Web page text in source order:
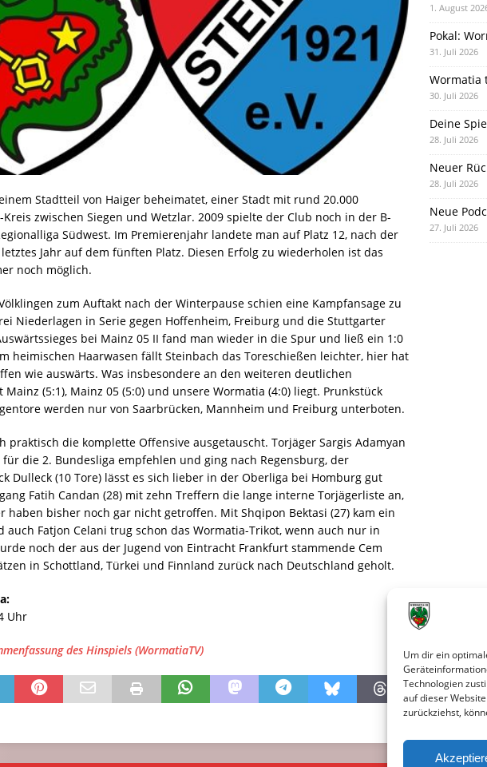
Um dir ein
Technologien
auf dieser
zurückziehst,
Stadtteil von Haiger beheimatet, einer Stadt mit rund 20.000
zwischen Siegen und Wetzlar. 2009 spielte der Club noch in der B-
Südwest. Im Premierenjahr landete man auf Platz 12, nach der
Jahr auf dem fünften Platz. Diesen Erfolg zu wiederholen ist das
noch möglich.
zum Auftakt nach der Winterpause schien eine Kampfansage zu
Niederlagen in Serie gegen Hoffenheim, Freiburg und die Stuttgarter
bei Mainz 05 II fand man wieder in die Spur und ließ ein 1:0
heimischen Haarwasen fällt Steinbach das Toreschießen leichter, hier hat
wie auswärts. Was insbesondere an den weiteren deutlichen
Mainz (5:1), Mainz 05 (5:0) und unsere Wormatia (4:0) liegt. Prunkstück
werden nur von Saarbrücken, Mannheim und Freiburg unterboten.
praktisch die komplette Offensive ausgetauscht. Torjäger Sargis Adamyan
die 2. Bundesliga empfehlen und ging nach Regensburg, der
Dulleck (10 Tore) lässt es sich lieber in der Oberliga bei Homburg gut
Fatih Candan (28) mit zehn Treffern die lange interne Torjägerliste an,
haben bisher noch gar nicht getroffen. Mit Shqipon Bektasi (27) kam ein
auch Fatjon Celani trug schon das Wormatia-Trikot, wenn auch nur in
noch der aus der Jugend von Eintracht Frankfurt stammende Cem
in Schottland, Türkei und Finnland zurück nach Deutschland geholt.
Uhr
des Hinspiels (WormatiaTV)
1. August
Pokal:
31. Juli 2026
Wormatia
30. Juli 2026
Deine
28. Juli 2026
Neuer
28. Juli 2026
Neue
27. Juli 2026